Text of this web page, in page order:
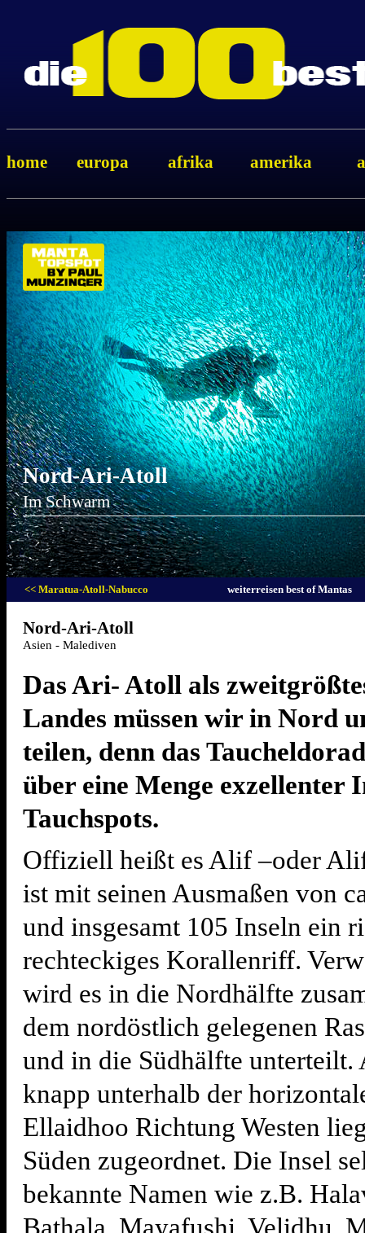
home europa afrika amerika
Nord-Ari-Atoll
Im Schwarm
<< Maratua-Atoll-Nabucco weiterreisen best of Mantas
Nord-Ari-Atoll
Asien - Malediven
Das Ari- Atoll als
Landes müssen wir in Nord
teilen, denn das
über eine Menge exzellenter
Tauchspots.
Offiziell heißt es Alif –oder
ist mit seinen Ausmaßen von
und insgesamt 105 Inseln ein
rechteckiges Korallenriff.
wird es in die Nordhälfte
dem nordöstlich gelegenen
und in die Südhälfte unterteilt.
knapp unterhalb der
Ellaidhoo Richtung Westen
Süden zugeordnet. Die Insel
bekannte Namen wie z.B.